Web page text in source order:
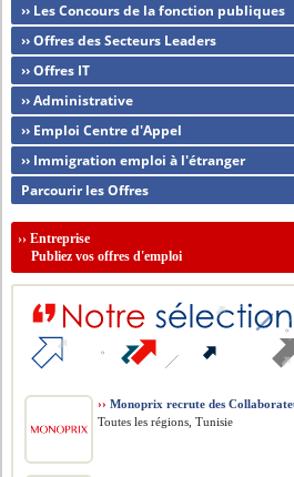
›› Les Concours de la fonction publiques
›› Offres des Secteurs Leaders
›› Offres IT
›› Administrative
›› Emploi Centre d'Appel
›› Immigration emploi à l'étranger
Parcourir les Offres
››Entreprise
Publiez vos offres d'emploi
›› Monoprix recrute des
Toutes les régions, Tunisie